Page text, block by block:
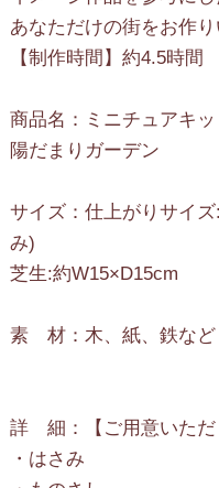
あなただけの街をお作り
【制作時間】約4.5時間
商品名：ミニチュアキ
陽だまりガーデン
サイズ：仕上がりサイ
み)
芝生:約W15×D15cm
素 材：木、紙、鉄など
詳 細：【ご用意いただ
・はさみ